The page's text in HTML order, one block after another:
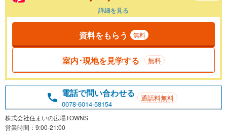
詳細を見る
資料をもらう 無料
室内･現地を見学する 無料
電話で問い合わせる
0078-6014-58154
通話料無料
株式会社住まいの広場TOWNS
営業時間：9:00-21:00